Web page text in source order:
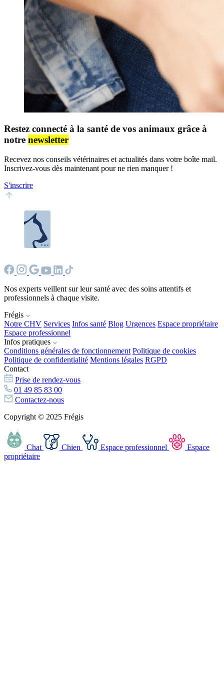
Restez connecté à la santé de vos animaux grâce à
notre newsletter
Recevez nos conseils vétérinaires et actualités dans votre boîte mail.
Inscrivez-vous dès maintenant pour ne rien manquer !
S'inscrire
Nos experts veillent sur leur santé avec des soins attentifs et
professionnels à chaque visite.
Frégis
Notre CHV Services Infos santé Blog Urgences Espace propriétaire
Espace professionnel
Infos pratiques
Conditions générales de fonctionnement Politique de cookies
Politique de confidentialité Mentions légales RGPD
Contact
Prise de rendez-vous
01 49 85 83 00
Contactez-nous
Copyright © 2025 Frégis
Chat Chien Espace professionnel
Espace
propriétaire